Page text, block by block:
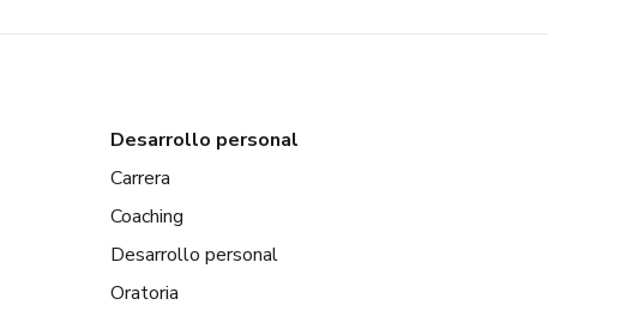
Desarrollo personal
Carrera
Coaching
Desarrollo personal
Oratoria